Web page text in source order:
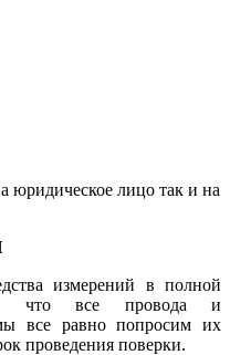
юридическое лицо так и на
измерений в полной
что все провода и
все равно попросим их
проведения поверки.